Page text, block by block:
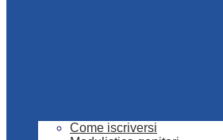
Come iscriversi